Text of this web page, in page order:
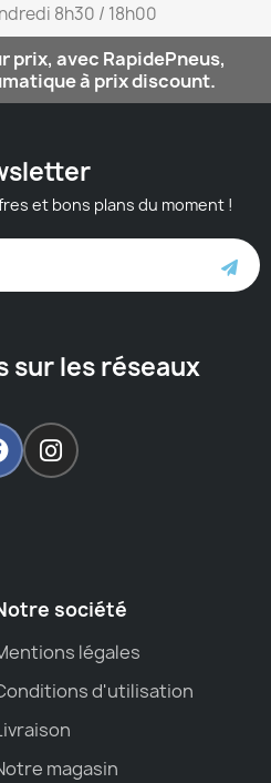
8h30 / 18h00​
prix, avec RapidePneus,
à prix discount.
et bons plans du moment !
sur les réseaux
société
légales
d'utilisation
magasin